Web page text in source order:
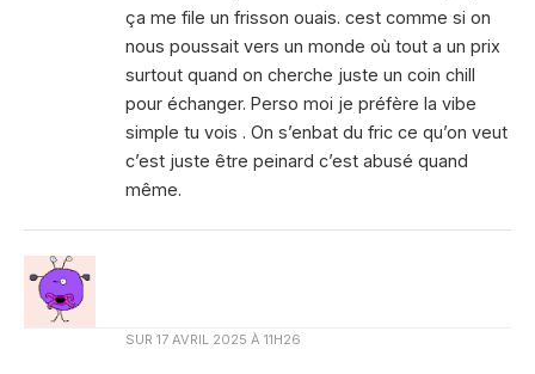
ça me file un frisson ouais. cest comme si on
nous poussait vers un monde où tout a un prix
surtout quand on cherche juste un coin chill
pour échanger. Perso moi je préfère la vibe
simple tu vois . On s’enbat du fric ce qu’on veut
c’est juste être peinard c’est abusé quand
même.
SUR 17 AVRIL 2025 À 11H26